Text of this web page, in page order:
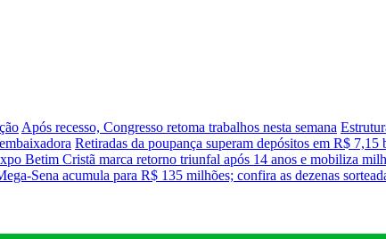
Após recesso, Congresso retoma trabalhos nesta semana
Retiradas da poupança superam depósitos em R$ 7,15
Betim Cristã marca retorno triunfal após 14 anos e mobiliza
Sena acumula para R$ 135 milhões; confira as dezenas